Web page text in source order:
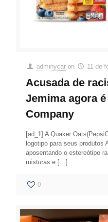
adminycar on 11 de
Acusada de
Jemima agora
Company
[ad_1] A Quaker
logotipo para seus produtos
aposentando o estereótipo
misturas e […]
0